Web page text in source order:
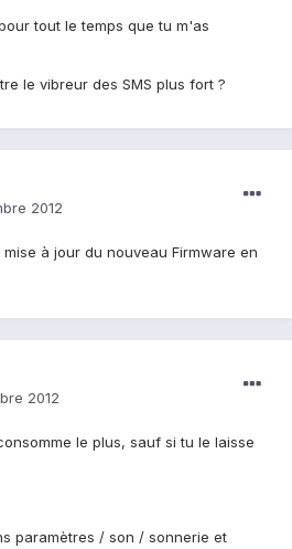
tout le temps que tu m'as
le vibreur des SMS plus fort ?
2012
à jour du nouveau Firmware en
2012
le plus, sauf si tu le laisse
paramètres / son / sonnerie et